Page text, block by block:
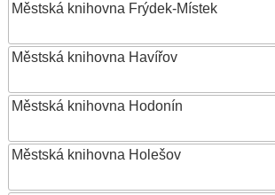
Městská knihovna Frýdek-Místek
Městská knihovna Havířov
Městská knihovna Hodonín
Městská knihovna Holešov